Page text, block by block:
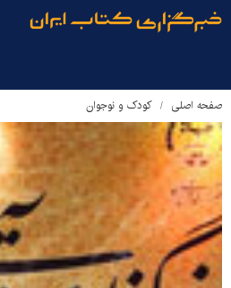
صفحه اصلی کودک و نوجوان